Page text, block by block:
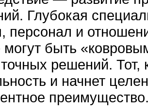
Глубокая
персонал и
быть
решений. Тот,
и начнет